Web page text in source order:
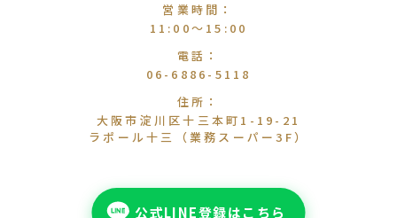
営業時間 ：
11:00〜15:00
電話 ：
06-6886-5118
住所 ：
大阪市淀川区十三本町1-19-21
ラポール十三（業務スーパー3F）
公式LINE登録はこちら